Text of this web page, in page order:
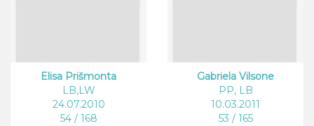
Elisa Prišmonta
LB,LW
24.07.2010
54 / 168
Gabriela Vilsone
PP, LB
10.03.2011
53 / 165